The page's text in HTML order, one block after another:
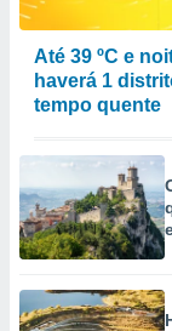
Até 39 ºC e
haverá 1
tempo quente